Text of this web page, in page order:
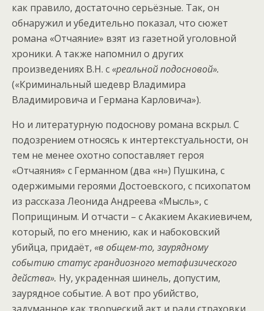
как правило, достаточно серьёзные. Так, он
обнаружил и убедительно показал, что сюжет
романа «Отчаяние» взят из газетной уголовной
хроники. А также напомнил о других
произведениях В.Н. с«реальной подосновой».
(«Криминальный шедевр Владимира
Владимировича и Германа Карловича»).
Но и литературную подоснову романа вскрыл. С
подозрением относясь к интертекстуальности, он
тем не менее охотно сопоставляет героя
«Отчаяния» с Германном (два «н») Пушкина, с
одержимыми героями Достоевского, с психопатом
из рассказа Леонида Андреева «Мысль», с
Поприщиным. И отчасти – с Акакием Акакиевичем,
который, по его мнению, как и набоковский
убийца, придаёт, «в общем-то, заурядному
событию статус грандиозного метафизического
действа». Ну, украденная шинель, допустим,
заурядное событие. А вот про убийство,